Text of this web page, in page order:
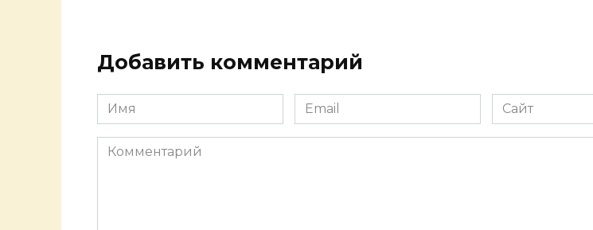
Добавить комментарий
Имя
*
Email
*
Сайт
Комментарий